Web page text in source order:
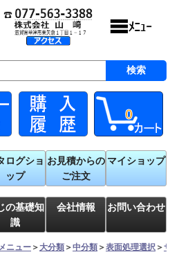
0
ログショ
ップ
お見積からの
ご注文
マイショップ
の基礎知
識
会社情報 お問い合わせ
ニュー ＞大分類 ＞中分類 ＞表面処理選択 ＞